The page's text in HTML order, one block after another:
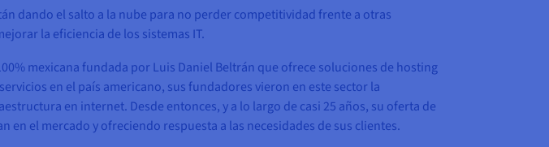
dando el salto a la nube para no perder competitividad frente a otras
la eficiencia de los sistemas IT.
mexicana fundada por Luis Daniel Beltrán que ofrece soluciones de hosting
en el país americano, sus fundadores vieron en este sector la
en internet. Desde entonces, y a lo largo de casi 25 años, su oferta de
el mercado y ofreciendo respuesta a las necesidades de sus clientes.